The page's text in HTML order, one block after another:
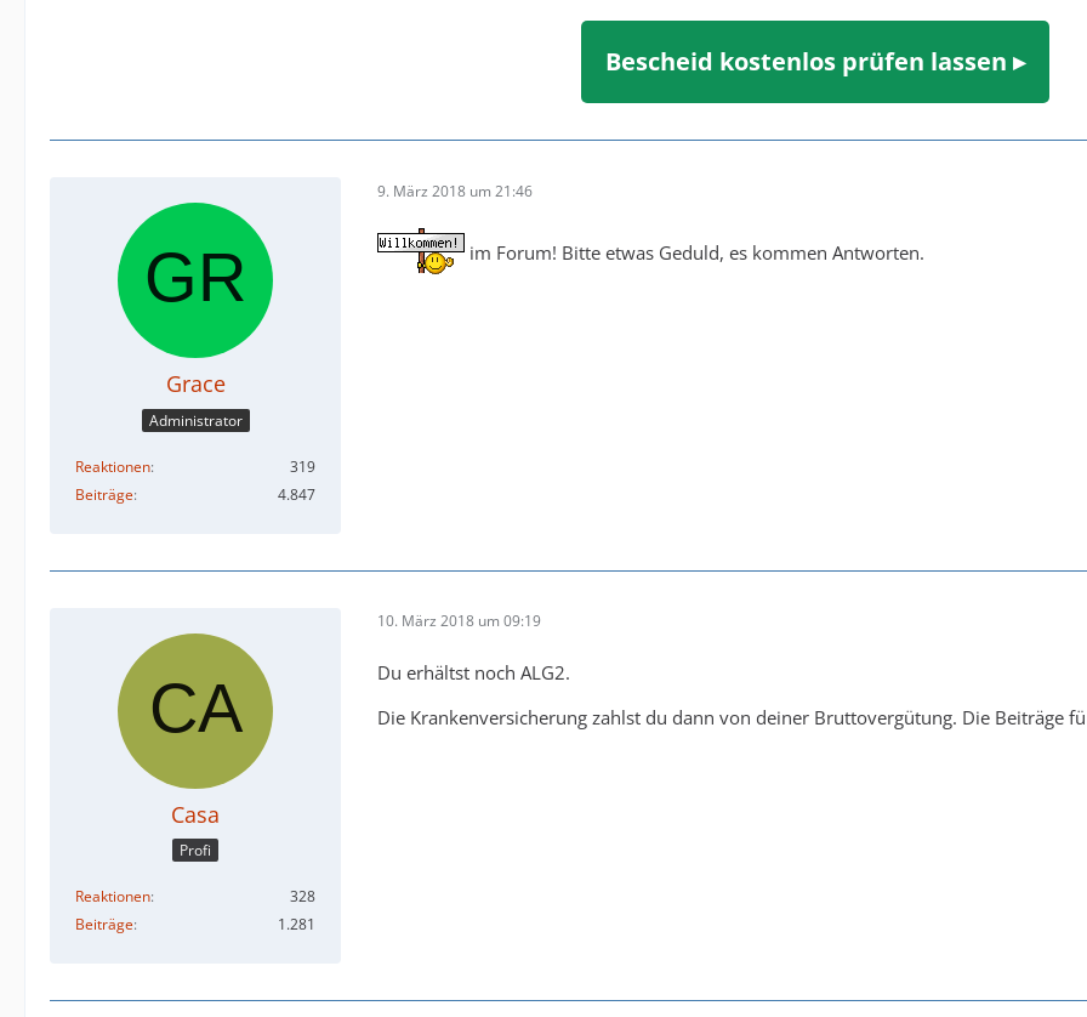
Bescheid kostenlos prüfen lassen ▸
Grace
Administrator
Reaktionen
319
Beiträge
4.847
9. März 2018 um 21:46
im Forum! Bitte etwas Geduld, es kommen Antworten.
Casa
Profi
Reaktionen
328
Beiträge
1.281
10. März 2018 um 09:19
Du erhältst noch ALG2.
Die Krankenversicherung zahlst du dann von deiner Bruttovergütung. Die Beiträge